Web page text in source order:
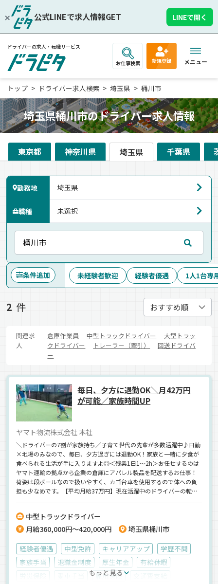
公式LINEで求人情報GET LINEで開く
ドライバーの求人・転職サービス
お仕事検索 新規登録 メニュー
トップ ドライバー求人検索 埼玉県 桶川市
埼玉県桶川市のドライバー求人情報
東京都 神奈川県 埼玉県 千葉県
勤務地
職種
条件追加 未経験者歓迎 経験者優遇 1人1台専
2 件
関連求
人
倉庫作業員 中型トラックドライバー
大型トラッ
クドライバー
トレーラー（牽引）
回送ドライバ
ー
毎日、夕方に退勤OK＼月42万円
が可能／家族時間UP
ヤマト物流株式会社 本社
＼ドライバーの7割が家族持ち／子育て世代の先輩が多数活躍中♪日勤
×地場のみなので、毎日、夕方過ぎには退勤OK！家族と一緒に夕食が
食べられる生活が手に入りますよ◎＜残業1日1～2h＞お任せするのは
ヤマト運輸の拠点から企業の倉庫にアパレル製品を配送するお仕事！
荷姿は段ボールなので扱いやすく、カゴ台車を使用するので体への負
担も少なめです。【平均月給37万円】現在活躍中のドライバーの転職
中型トラックドライバー
月給360,000円～420,000円
埼玉県桶川市
経験者優遇 中型免許 キャリアアップ
学歴不問
家族手当
退職金制度 厚生年金
有給休暇
雇用保険
もっと見る